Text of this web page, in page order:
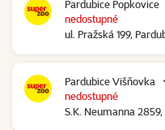
Pardubice Popkovice
ul. Pražská 199,
nedostupné
Pardubice Višňovka
S.K. Neumanna
nedostupné